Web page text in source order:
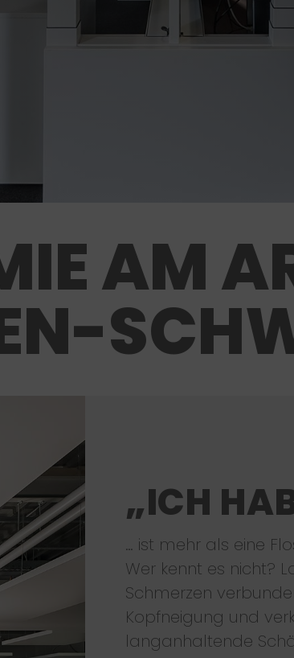
AM
„ICH
… ist mehr als eine
Wer kennt es nicht?
Schmerzen
Kopfneigung und
langanhaltende